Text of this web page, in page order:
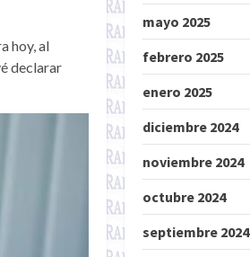
hoy, al
declarar
mayo 2025
febrero 2025
enero 2025
diciembre 2024
noviembre 2024
octubre 2024
septiembre 2024